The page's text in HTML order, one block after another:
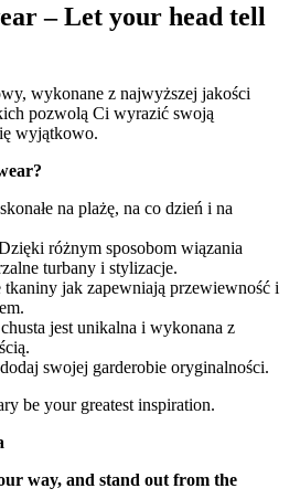
– Let your head tell
wykonane z najwyższej jakości
pozwolą Ci wyrazić swoją
wyjątkowo.
na plażę, na co dzień i na
różnym sposobom wiązania
turbany i stylizacje.
tkaniny jak zapewniają przewiewność i
jest unikalna i wykonana z
swojej garderobie oryginalności.
be your greatest inspiration.
way, and stand out from the